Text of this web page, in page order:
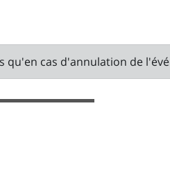
qu'en cas d'annulation de